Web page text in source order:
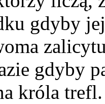
gdyby
gdyby
króla trefl.